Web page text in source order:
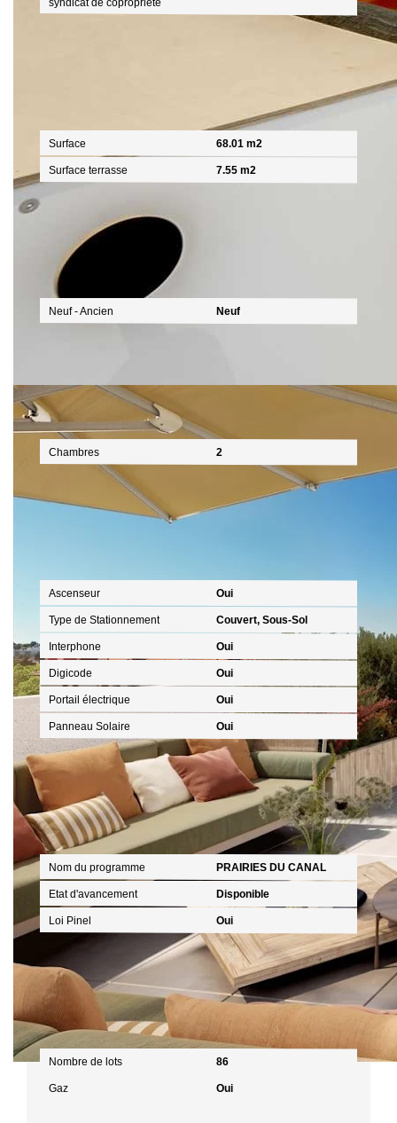
Surface 68.01 m2
Surface terrasse 7.55 m2
Extérieur
Neuf - Ancien Neuf
Intérieur
Chambres 2
Ascenseur Oui
Type de Stationnement Couvert, Sous-Sol
Interphone Oui
Digicode Oui
Portail électrique Oui
Panneau Solaire Oui
Description Programme
Nom du programme PRAIRIES DU CANAL
Etat d'avancement Disponible
Loi Pinel Oui
Terrain
Nombre de lots 86
Gaz Oui